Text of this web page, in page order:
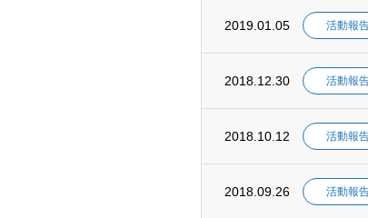
2019.01.05 活動報
2018.12.30 活動報
2018.10.12 活動報
2018.09.26 活動報